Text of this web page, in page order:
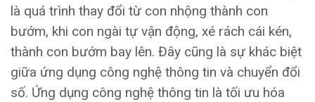
là quá trình thay đổi từ con nhộng thành con
bướm, khi con ngài tự vận động, xé rách cái kén,
thành con bướm bay lên. Đây cũng là sự khác biệt
giữa ứng dụng công nghệ thông tin và chuyển đổi
số. Ứng dụng công nghệ thông tin là tối ưu hóa